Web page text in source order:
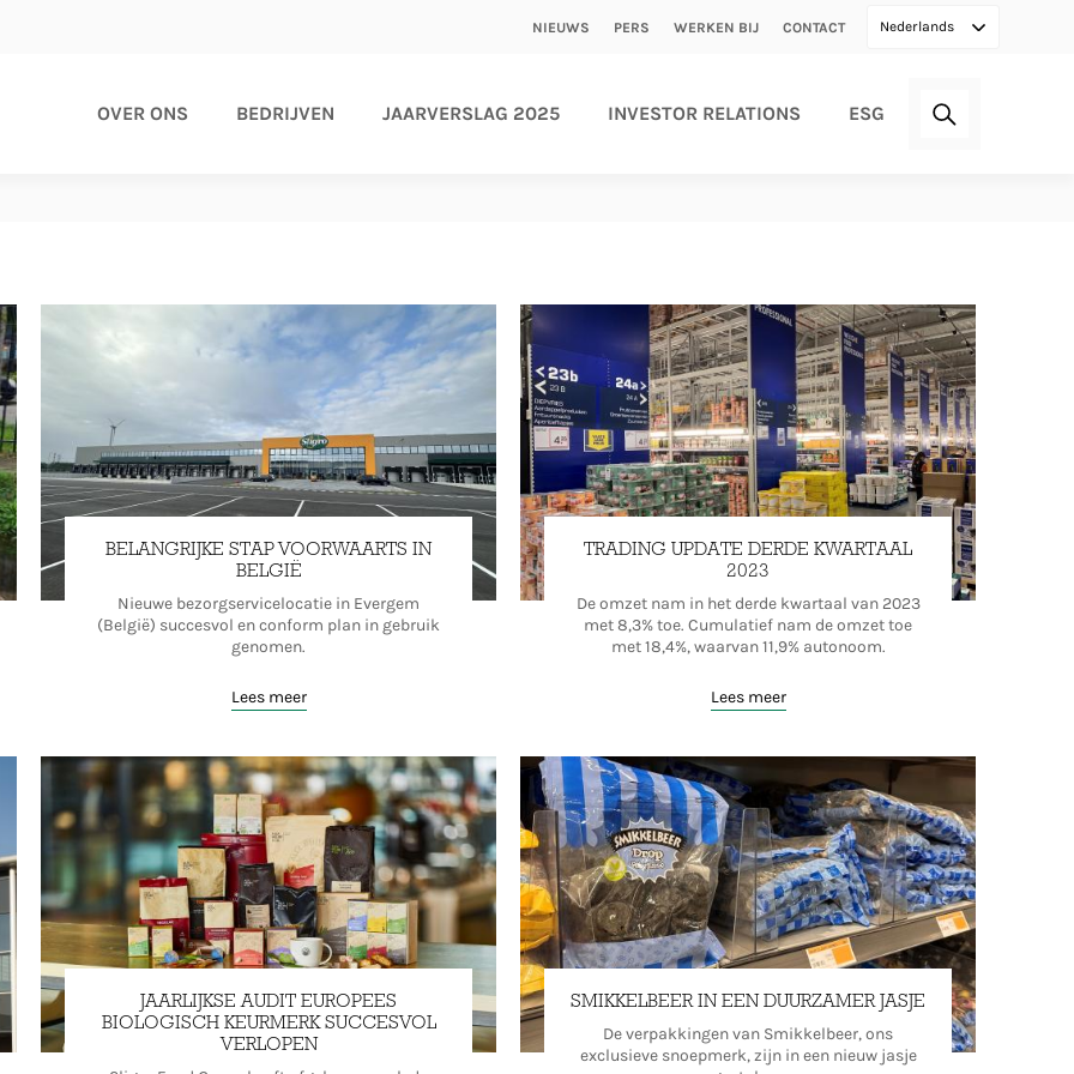
Secondary
NIEUWS PERS WERKEN BIJ CONTACT Nederlands
OVER ONS BEDRIJVEN JAARVERSLAG 2025 INVESTOR RELATIONS ESG
BELANGRIJKE STAP VOORWAARTS IN
BELGIË
Nieuwe bezorgservicelocatie in Evergem
(België) succesvol en conform plan in gebruik
genomen.
Lees meer
TRADING UPDATE DERDE KWARTAAL
2023
De omzet nam in het derde kwartaal van 2023
met 8,3% toe. Cumulatief nam de omzet toe
met 18,4%, waarvan 11,9% autonoom.
Lees meer
JAARLIJKSE AUDIT EUROPEES
BIOLOGISCH KEURMERK SUCCESVOL
VERLOPEN
SMIKKELBEER IN EEN DUURZAMER JASJE
De verpakkingen van Smikkelbeer, ons
exclusieve snoepmerk, zijn in een nieuw jasje